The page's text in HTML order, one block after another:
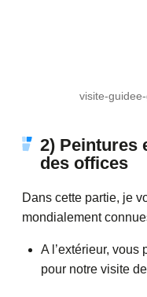
visite-
2) Peintures
des offices
Dans cette partie, je
mondialement
A l’extérieur, vous
pour notre visite